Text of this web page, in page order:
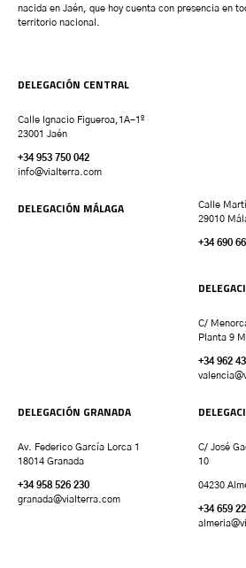
nacida en Jaén, que hoy cuenta con presencia en
territorio nacional.
DELEGACIÓN CENTRAL
Calle Ignacio Figueroa,1A-1º
23001 Jaén
+34 953 750 042
info@vialterra.com
DELEGACIÓN MÁLAGA
Calle
29010
+34 690
C/
Planta 9
+34 962
valencia
DELEGACIÓN GRANADA
Av. Federico García Lorca 1
18014 Granada
+34 958 526 230
granada@vialterra.com
C/ José
10
04230
+34 659